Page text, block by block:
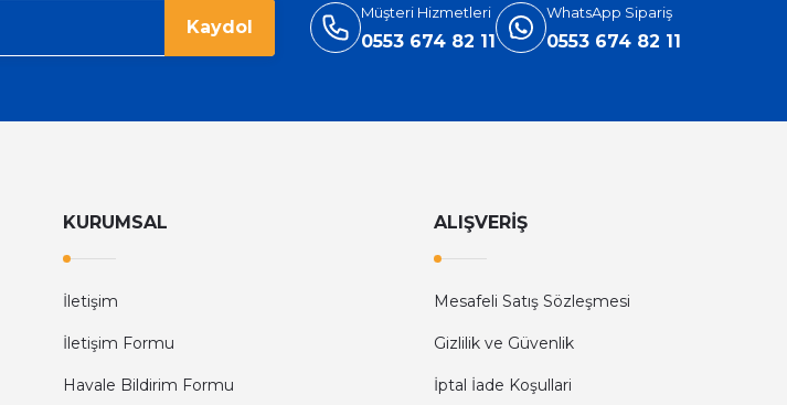
Kaydol
Müşteri Hizmetleri
0553 674 82 11
WhatsApp Sipariş
0553 674 82 11
KURUMSAL
İletişim
İletişim Formu
Havale Bildirim Formu
ALIŞVERİŞ
Mesafeli Satış Sözleşmesi
Gizlilik ve Güvenlik
İptal İade Koşullari